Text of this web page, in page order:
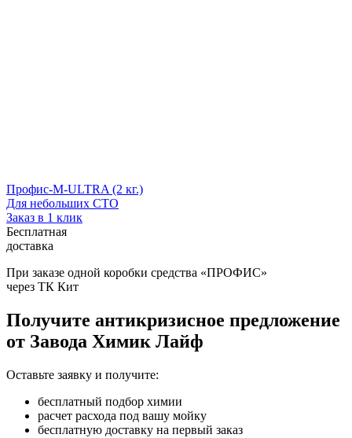
Профис-М-ULTRA (2 кг.)
Для небольших СТО
Заказ в 1 клик
Бесплатная
доставка
При заказе одной коробки средства «ПРОФИС»
через ТК Кит
Получите антикризисное предложение
от Завода Химик Лайф
Оставьте заявку и получите:
бесплатный подбор химии
расчет расхода под вашу мойку
бесплатную доставку на первый заказ